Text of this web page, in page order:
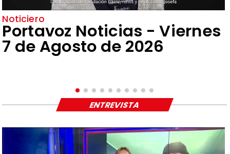
Noticiero
Portavoz Noticias - Viernes
7 de Agosto de 2026
ENTREVISTA